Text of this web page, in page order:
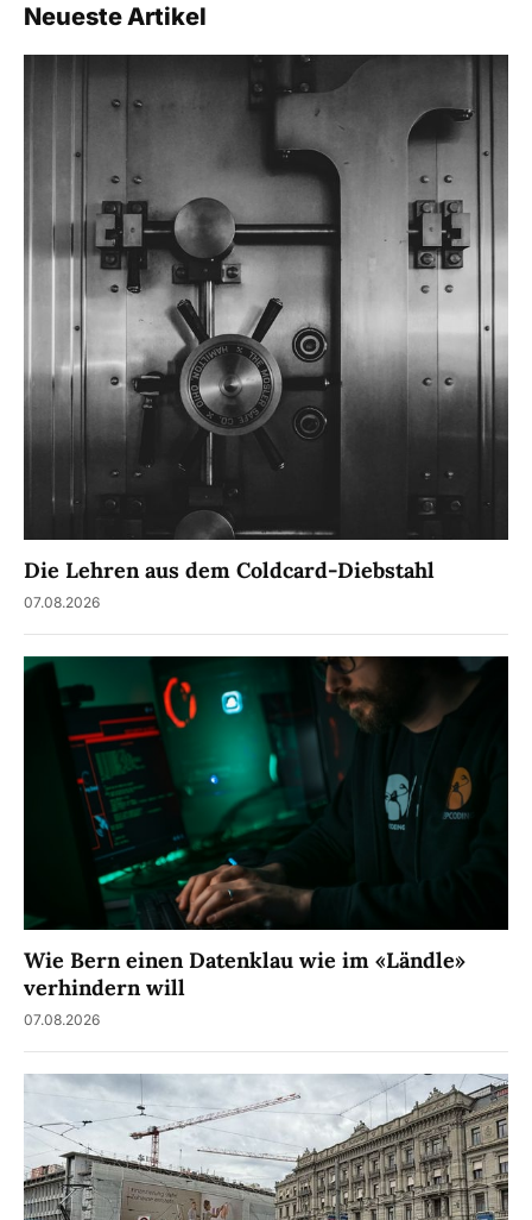
Neueste Artikel
Die Lehren aus dem Coldcard-Diebstahl
07.08.2026
Wie Bern einen Datenklau wie im «Ländle»
verhindern will
07.08.2026